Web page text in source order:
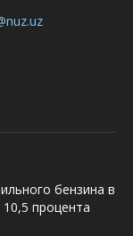
бензина в
10,5 процента